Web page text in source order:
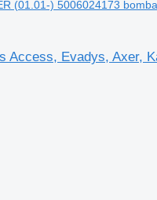
(01.01-) 5006024173
Access, Evadys, Axer,